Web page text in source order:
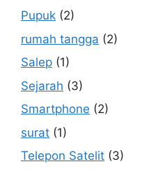
Pupuk (2)
rumah tangga (2)
Salep (1)
Sejarah (3)
Smartphone (2)
surat (1)
Telepon Satelit (3)